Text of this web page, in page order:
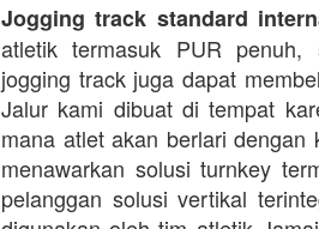
Jogging track standard
atletik termasuk PUR penuh,
jogging track juga dapat
Jalur kami dibuat di tempat
mana atlet akan berlari
menawarkan solusi turnkey
pelanggan solusi vertikal